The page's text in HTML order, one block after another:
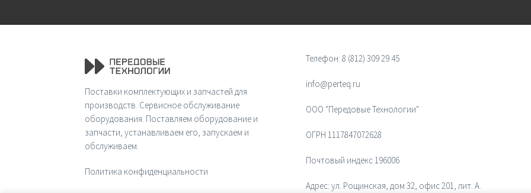
Поставки комплектующих и запчастей для
производств. Сервисное обслуживание
оборудования. Поставляем оборудование и
запчасти, устанавливаем его, запускаем и
обслуживаем.
Политика конфиденциальности
Телефон: 8 (812) 309 29 45
info@perteq.ru
ООО "Передовые Технологии"
ОГРН 1117847072628
Почтовый индекс 196006
Адрес: ул. Рощинская, дом 32, офис 201, лит. А.